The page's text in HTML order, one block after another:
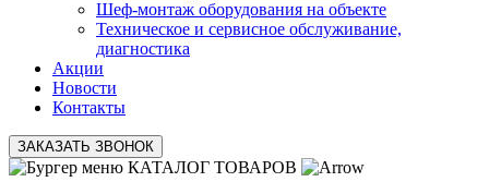
Шеф-монтаж оборудования на объекте
Техническое и сервисное обслуживание,
диагностика
Акции
Новости
Контакты
ЗАКАЗАТЬ ЗВОНОК
КАТАЛОГ ТОВАРОВ